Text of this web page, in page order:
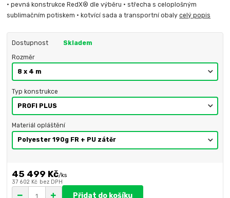
• pevná konstrukce RedX® dle výběru • střecha s celoplošným
sublimačním potiskem • kotvící sada a transportní obalycelý popis
Dostupnost Skladem
Rozměr
Typ konstrukce
Materiál opláštění
45 499 Kč/ks
37 602 Kč bez DPH
Přidat do košíku